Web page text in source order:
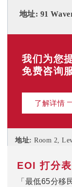
地址: 91
地址: Room 2,
我们为您
免费咨询
了解详情
EOI 打分表
「最低65分移